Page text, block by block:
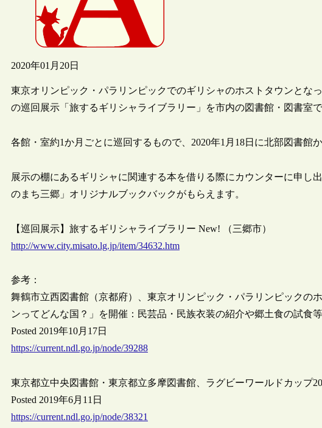
2020年01月20日
東京オリンピック・パラリンピックでのギリシャのホストタウンとな
の巡回展示「旅するギリシャライブラリー」を市内の図書館・図書室
各館・室約1か月ごとに巡回するもので、2020年1月18日に北部図書館
展示の棚にあるギリシャに関連する本を借りる際にカウンターに申し
のまち三郷」オリジナルブックバックがもらえます。
【巡回展示】旅するギリシャライブラリー New! （三郷市）
http://www.city.misato.lg.jp/item/34632.htm
参考：
舞鶴市立西図書館（京都府）、東京オリンピック・パラリンピックの
ンってどんな国？」を開催：民芸品・民族衣装の紹介や郷土食の試食等
Posted 2019年10月17日
https://current.ndl.go.jp/node/39288
東京都立中央図書館・東京都立多摩図書館、ラグビーワールドカップ
Posted 2019年6月11日
https://current.ndl.go.jp/node/38321